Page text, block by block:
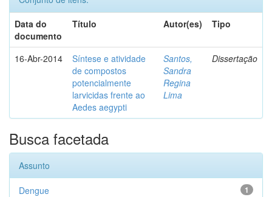
Data do
documento
Título Autor(es) Tipo
16-Abr-2014
Síntese e atividade
de compostos
potencialmente
larvicidas frente ao
Aedes aegypti
Santos,
Sandra
Regina
Lima
Dissertação
Busca facetada
Assunto
1
Dengue